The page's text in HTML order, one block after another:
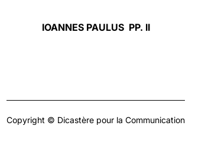
IOANNES PAULUS PP. II
Copyright © Dicastère pour la Communication